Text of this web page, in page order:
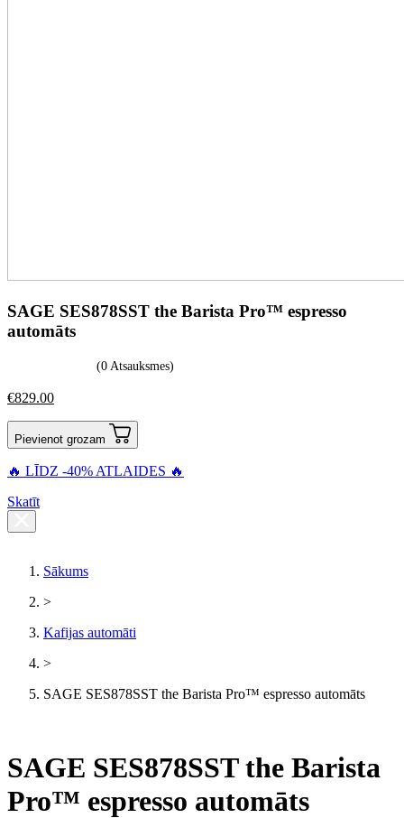
SAGE SES878SST the Barista Pro™ espresso
automāts
(0 Atsauksmes)
€829.00
Pievienot grozam
🔥 LĪDZ -40% ATLAIDES 🔥
Skatīt
Sākums
>
Kafijas automāti
>
SAGE SES878SST the Barista Pro™ espresso automāts
SAGE SES878SST the Barista
Pro™ espresso automāts